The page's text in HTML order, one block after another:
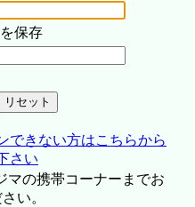
保存
できない方はこちらから
さい
の携帯コーナーまでお
い。